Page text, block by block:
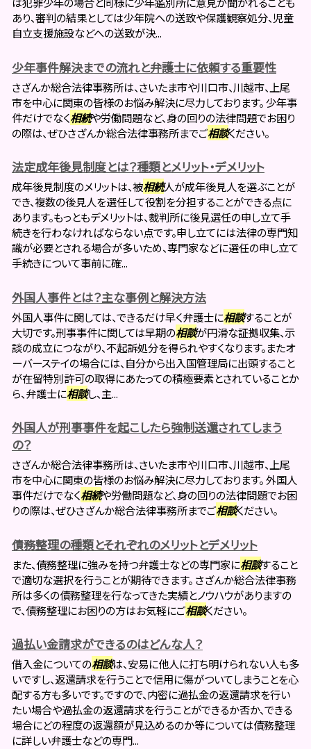
あり、審判の結果としては少年院への送致や保護観察処分、児童
自立支援施設などへの送致が決...
少年事件解決までの流れと弁護士に依頼する重要性
さざんか総合法律事務所は、さいたま市や川口市、川越市、上尾
市を中心に関東の皆様のお悩み解決に尽力しております。 少年事
件だけでなく相続や労働問題など、身の回りの法律問題でお困り
の際は、ぜひさざんか総合法律事務所までご相談ください。
法定成年後見制度とは？種類とメリット・デメリット
成年後見制度のメリットは、被相続人が成年後見人を選ぶことが
でき、複数の後見人を選任して役割を分担することができる点に
あります。もっともデメリットは、裁判所に後見選任の申し立て手
続きを行わなければならない点です。申し立てには法律の専門知
識が必要とされる場合が多いため、専門家などに選任の申し立て
手続きについて事前に確...
外国人事件とは？主な事例と解決方法
外国人事件に関しては、できるだけ早く弁護士に相談することが
大切です。刑事事件に関しては早期の相談が円滑な証拠収集、示
談の成立につながり、不起訴処分を得られやすくなります。またオ
ーバーステイの場合には、自分から出入国管理局に出頭すること
が在留特別許可の取得にあたっての積極要素とされていることか
ら、弁護士に相談し、主...
外国人が刑事事件を起こしたら強制送還されてしまう
の？
さざんか総合法律事務所は、さいたま市や川口市、川越市、上尾
市を中心に関東の皆様のお悩み解決に尽力しております。 外国人
事件だけでなく相続や労働問題など、身の回りの法律問題でお困
りの際は、ぜひさざんか総合法律事務所までご相談ください。
債務整理の種類とそれぞれのメリットとデメリット
また、債務整理に強みを持つ弁護士などの専門家に相談すること
で適切な選択を行うことが期待できます。 さざんか総合法律事務
所は多くの債務整理を行なってきた実績とノウハウがありますの
で、債務整理にお困りの方はお気軽にご相談ください。
過払い金請求ができるのはどんな人？
借入金についての相談は、安易に他人に打ち明けられない人も多
いですし、返還請求を行うことで信用に傷がついてしまうことを心
配する方も多いです。ですので、内密に過払金の返還請求を行い
たい場合や過払金の返還請求を行うことができるか否か、できる
場合にどの程度の返還額が見込めるのか等については債務整理
に詳しい弁護士などの専門...